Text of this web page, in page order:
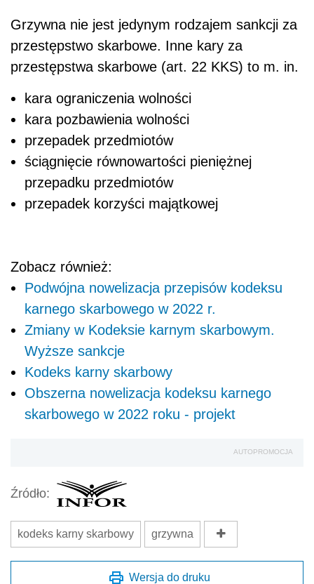
Grzywna nie jest jedynym rodzajem sankcji za
przestępstwo skarbowe. Inne kary za
przestępstwa skarbowe (art. 22 KKS) to m. in.
kara ograniczenia wolności
kara pozbawienia wolności
przepadek przedmiotów
ściągnięcie równowartości pieniężnej
przepadku przedmiotów
przepadek korzyści majątkowej
Zobacz również:
Podwójna nowelizacja przepisów kodeksu
karnego skarbowego w 2022 r.
Zmiany w Kodeksie karnym skarbowym.
Wyższe sankcje
Kodeks karny skarbowy
Obszerna nowelizacja kodeksu karnego
skarbowego w 2022 roku - projekt
AUTOPROMOCJA
Źródło:
kodeks karny skarbowy grzywna
Wersja do druku